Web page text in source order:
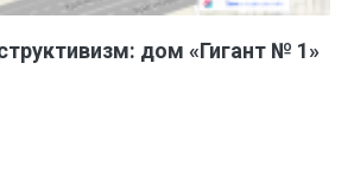
дом «Гигант № 1»